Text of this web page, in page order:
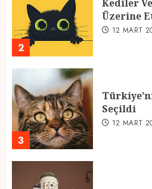
3
Seçildi
12 MART
4
1 MART 2025